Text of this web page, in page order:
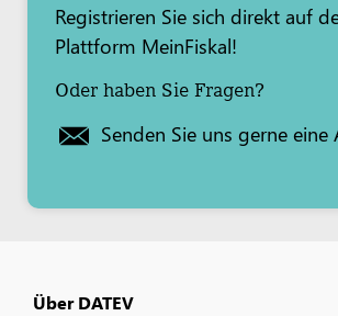
Registrieren Sie sich direkt auf
Plattform MeinFiskal!
Oder haben Sie Fragen?
Senden Sie uns gerne eine
Über DATEV